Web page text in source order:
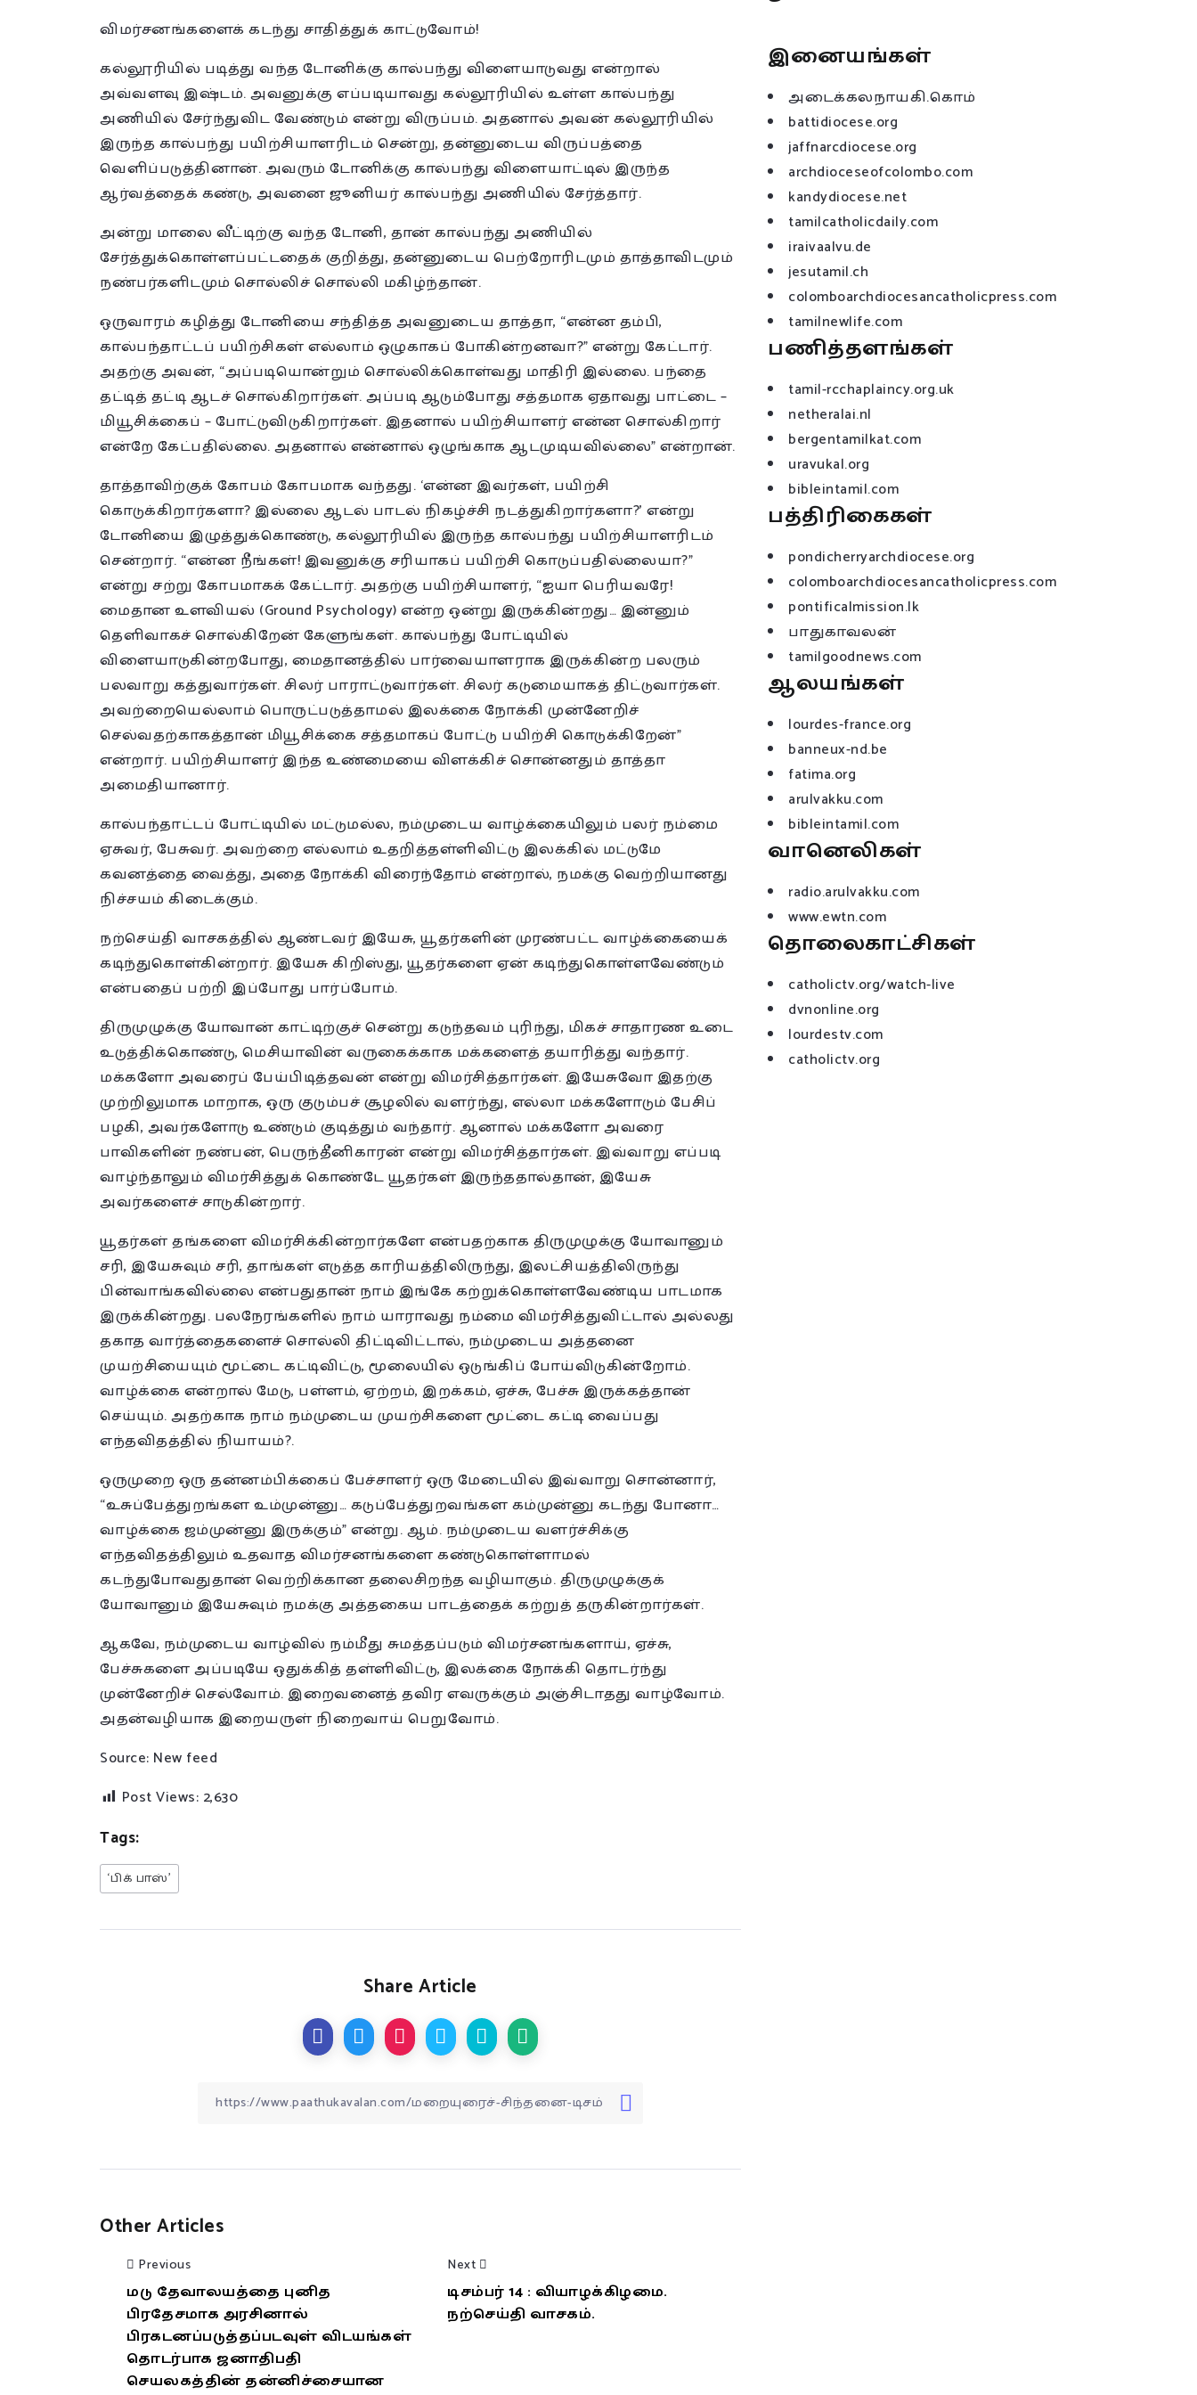
விமர்சனங்களைக் கடந்து சாதித்துக் காட்டுவோம்!
கல்லூரியில் படித்து வந்த டோனிக்கு கால்பந்து விளையாடுவது என்றால்
அவ்வளவு இஷ்டம். அவனுக்கு எப்படியாவது கல்லூரியில் உள்ள கால்பந்து
அணியில் சேர்ந்துவிட வேண்டும் என்று விருப்பம். அதனால் அவன் கல்லூரியில்
இருந்த கால்பந்து பயிற்சியாளரிடம் சென்று, தன்னுடைய விருப்பத்தை
வெளிப்படுத்தினான். அவரும் டோனிக்கு கால்பந்து விளையாட்டில் இருந்த
ஆர்வத்தைக் கண்டு, அவனை ஜூனியர் கால்பந்து அணியில் சேர்த்தார்.
அன்று மாலை வீட்டிற்கு வந்த டோனி, தான் கால்பந்து அணியில்
சேர்த்துக்கொள்ளப்பட்டதைக் குறித்து, தன்னுடைய பெற்றோரிடமும் தாத்தாவிடமும்
நண்பர்களிடமும் சொல்லிச் சொல்லி மகிழ்ந்தான்.
ஒருவாரம் கழித்து டோனியை சந்தித்த அவனுடைய தாத்தா, “என்ன தம்பி,
கால்பந்தாட்டப் பயிற்சிகள் எல்லாம் ஒழுகாகப் போகின்றனவா?” என்று கேட்டார்.
அதற்கு அவன், “அப்படியொன்றும் சொல்லிக்கொள்வது மாதிரி இல்லை. பந்தை
தட்டித் தட்டி ஆடச் சொல்கிறார்கள். அப்படி ஆடும்போது சத்தமாக ஏதாவது பாட்டை –
மியூசிக்கைப் – போட்டுவிடுகிறார்கள். இதனால் பயிற்சியாளர் என்ன சொல்கிறார்
என்றே கேட்பதில்லை. அதனால் என்னால் ஒழுங்காக ஆடமுடியவில்லை” என்றான்.
தாத்தாவிற்குக் கோபம் கோபமாக வந்தது. ‘என்ன இவர்கள், பயிற்சி
கொடுக்கிறார்களா? இல்லை ஆடல் பாடல் நிகழ்ச்சி நடத்துகிறார்களா?’ என்று
டோனியை இழுத்துக்கொண்டு, கல்லூரியில் இருந்த கால்பந்து பயிற்சியாளரிடம்
சென்றார். “என்ன நீங்கள்! இவனுக்கு சரியாகப் பயிற்சி கொடுப்பதில்லையா?”
என்று சற்று கோபமாகக் கேட்டார். அதற்கு பயிற்சியாளர், “ஐயா பெரியவரே!
மைதான உளவியல் (Ground Psychology) என்ற ஒன்று இருக்கின்றது… இன்னும்
தெளிவாகச் சொல்கிறேன் கேளுங்கள். கால்பந்து போட்டியில்
விளையாடுகின்றபோது, மைதானத்தில் பார்வையாளராக இருக்கின்ற பலரும்
பலவாறு கத்துவார்கள். சிலர் பாராட்டுவார்கள். சிலர் கடுமையாகத் திட்டுவார்கள்.
அவற்றையெல்லாம் பொருட்படுத்தாமல் இலக்கை நோக்கி முன்னேறிச்
செல்வதற்காகத்தான் மியூசிக்கை சத்தமாகப் போட்டு பயிற்சி கொடுக்கிறேன்”
என்றார். பயிற்சியாளர் இந்த உண்மையை விளக்கிச் சொன்னதும் தாத்தா
அமைதியானார்.
கால்பந்தாட்டப் போட்டியில் மட்டுமல்ல, நம்முடைய வாழ்க்கையிலும் பலர் நம்மை
ஏசுவர், பேசுவர். அவற்றை எல்லாம் உதறித்தள்ளிவிட்டு இலக்கில் மட்டுமே
கவனத்தை வைத்து, அதை நோக்கி விரைந்தோம் என்றால், நமக்கு வெற்றியானது
நிச்சயம் கிடைக்கும்.
நற்செய்தி வாசகத்தில் ஆண்டவர் இயேசு, யூதர்களின் முரண்பட்ட வாழ்க்கையைக்
கடிந்துகொள்கின்றார். இயேசு கிறிஸ்து, யூதர்களை ஏன் கடிந்துகொள்ளவேண்டும்
என்பதைப் பற்றி இப்போது பார்ப்போம்.
திருமுழுக்கு யோவான் காட்டிற்குச் சென்று கடுந்தவம் புரிந்து, மிகச் சாதாரண உடை
உடுத்திக்கொண்டு, மெசியாவின் வருகைக்காக மக்களைத் தயாரித்து வந்தார்.
மக்களோ அவரைப் பேய்பிடித்தவன் என்று விமர்சித்தார்கள். இயேசுவோ இதற்கு
முற்றிலுமாக மாறாக, ஒரு குடும்பச் சூழலில் வளர்ந்து, எல்லா மக்களோடும் பேசிப்
பழகி, அவர்களோடு உண்டும் குடித்தும் வந்தார். ஆனால் மக்களோ அவரை
பாவிகளின் நண்பன், பெருந்தீனிகாரன் என்று விமர்சித்தார்கள். இவ்வாறு எப்படி
வாழ்ந்தாலும் விமர்சித்துக் கொண்டே யூதர்கள் இருந்ததால்தான், இயேசு
அவர்களைச் சாடுகின்றார்.
யூதர்கள் தங்களை விமர்சிக்கின்றார்களே என்பதற்காக திருமுழுக்கு யோவானும்
சரி, இயேசுவும் சரி, தாங்கள் எடுத்த காரியத்திலிருந்து, இலட்சியத்திலிருந்து
பின்வாங்கவில்லை என்பதுதான் நாம் இங்கே கற்றுக்கொள்ளவேண்டிய பாடமாக
இருக்கின்றது. பலநேரங்களில் நாம் யாராவது நம்மை விமர்சித்துவிட்டால் அல்லது
தகாத வார்த்தைகளைச் சொல்லி திட்டிவிட்டால், நம்முடைய அத்தனை
முயற்சியையும் மூட்டை கட்டிவிட்டு, மூலையில் ஒடுங்கிப் போய்விடுகின்றோம்.
வாழ்க்கை என்றால் மேடு, பள்ளம், ஏற்றம், இறக்கம், ஏச்சு, பேச்சு இருக்கத்தான்
செய்யும். அதற்காக நாம் நம்முடைய முயற்சிகளை மூட்டை கட்டி வைப்பது
எந்தவிதத்தில் நியாயம்?.
ஒருமுறை ஒரு தன்னம்பிக்கைப் பேச்சாளர் ஒரு மேடையில் இவ்வாறு சொன்னார்,
“உசுப்பேத்துறங்கள உம்முன்னு… கடுப்பேத்துறவங்கள கம்முன்னு கடந்து போனா…
வாழ்க்கை ஜம்முன்னு இருக்கும்” என்று. ஆம். நம்முடைய வளர்ச்சிக்கு
எந்தவிதத்திலும் உதவாத விமர்சனங்களை கண்டுகொள்ளாமல்
கடந்துபோவதுதான் வெற்றிக்கான தலைசிறந்த வழியாகும். திருமுழுக்குக்
யோவானும் இயேசுவும் நமக்கு அத்தகைய பாடத்தைக் கற்றுத் தருகின்றார்கள்.
ஆகவே, நம்முடைய வாழ்வில் நம்மீது சுமத்தப்படும் விமர்சனங்களாய், ஏச்சு,
பேச்சுகளை அப்படியே ஒதுக்கித் தள்ளிவிட்டு, இலக்கை நோக்கி தொடர்ந்து
முன்னேறிச் செல்வோம். இறைவனைத் தவிர எவருக்கும் அஞ்சிடாதது வாழ்வோம்.
அதன்வழியாக இறையருள் நிறைவாய் பெறுவோம்.
Source: New feed
Post Views: 2,630
Tags:
‘பிக் பாஸ்’
Share Article
Other Articles
Previous
மடு தேவாலயத்தை புனித
பிரதேசமாக அரசினால்
பிரகடனப்படுத்தப்படவுள் விடயங்கள்
தொடர்பாக ஜனாதிபதி
செயலகத்தின் தன்னிச்சையான
Next
டிசம்பர் 14 : வியாழக்கிழமை.
நற்செய்தி வாசகம்.
இனையங்கள்
அடைக்கலநாயகி.கொம்
battidiocese.org
jaffnarcdiocese.org
archdioceseofcolombo.com
kandydiocese.net
tamilcatholicdaily.com
iraivaalvu.de
jesutamil.ch
colomboarchdiocesancatholicpress.com
tamilnewlife.com
பணித்தளங்கள்
tamil-rcchaplaincy.org.uk
netheralai.nl
bergentamilkat.com
uravukal.org
bibleintamil.com
பத்திரிகைகள்
pondicherryarchdiocese.org
colomboarchdiocesancatholicpress.com
pontificalmission.lk
பாதுகாவலன்
tamilgoodnews.com
ஆலயங்கள்
lourdes-france.org
banneux-nd.be
fatima.org
arulvakku.com
bibleintamil.com
வானெலிகள்
radio.arulvakku.com
www.ewtn.com
தொலைகாட்சிகள்
catholictv.org/watch-live
dvnonline.org
lourdestv.com
catholictv.org